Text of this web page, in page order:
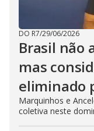
DO R7/29/06/2026
Brasil não
mas
eliminado
Marquinhos e
coletiva neste